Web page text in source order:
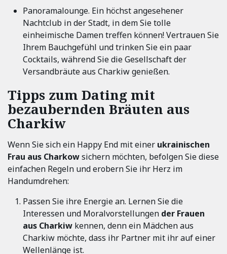
Panoramalounge. Ein höchst angesehener
Nachtclub in der Stadt, in dem Sie tolle
einheimische Damen treffen können! Vertrauen Sie
Ihrem Bauchgefühl und trinken Sie ein paar
Cocktails, während Sie die Gesellschaft der
Versandbräute aus Charkiw genießen.
Tipps zum Dating mit
bezaubernden Bräuten aus
Charkiw
Wenn Sie sich ein Happy End mit einer ukrainischen
Frau aus Charkowsichern möchten, befolgen Sie diese
einfachen Regeln und erobern Sie ihr Herz im
Handumdrehen:
Passen Sie ihre Energie an. Lernen Sie die
Interessen und Moralvorstellungen der Frauen
aus Charkiw kennen, denn ein Mädchen aus
Charkiw möchte, dass ihr Partner mit ihr auf einer
Wellenlänge ist.